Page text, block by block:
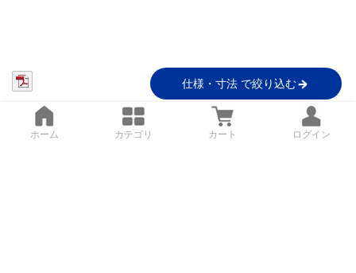
仕様・寸法 で絞り込む
ホーム カテゴリ カート ログイン